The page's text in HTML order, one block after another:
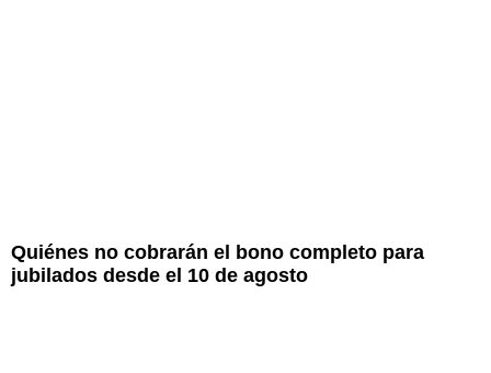
Quiénes no cobrarán el bono completo para
jubilados desde el 10 de agosto